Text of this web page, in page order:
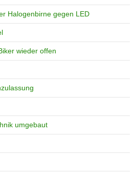
Halogenbirne gegen LED
wieder offen
umgebaut